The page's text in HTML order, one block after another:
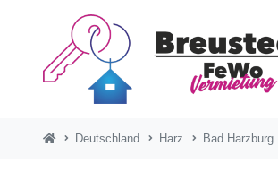
Deutschland Harz Bad Harzburg